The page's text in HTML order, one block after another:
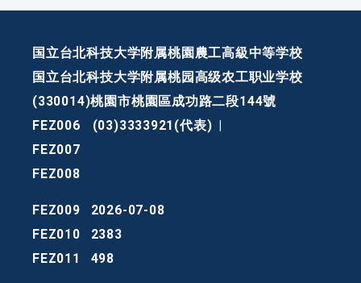
国立台北科技大学附属桃園農工高級中等学校
国立台北科技大学附属桃园高级农工职业学校
(330014)桃園市桃園區成功路二段144號
FEZ006
(03)3333921(代表)
FEZ007
FEZ008
FEZ009
2026-07-08
FEZ010
2383
FEZ011
498